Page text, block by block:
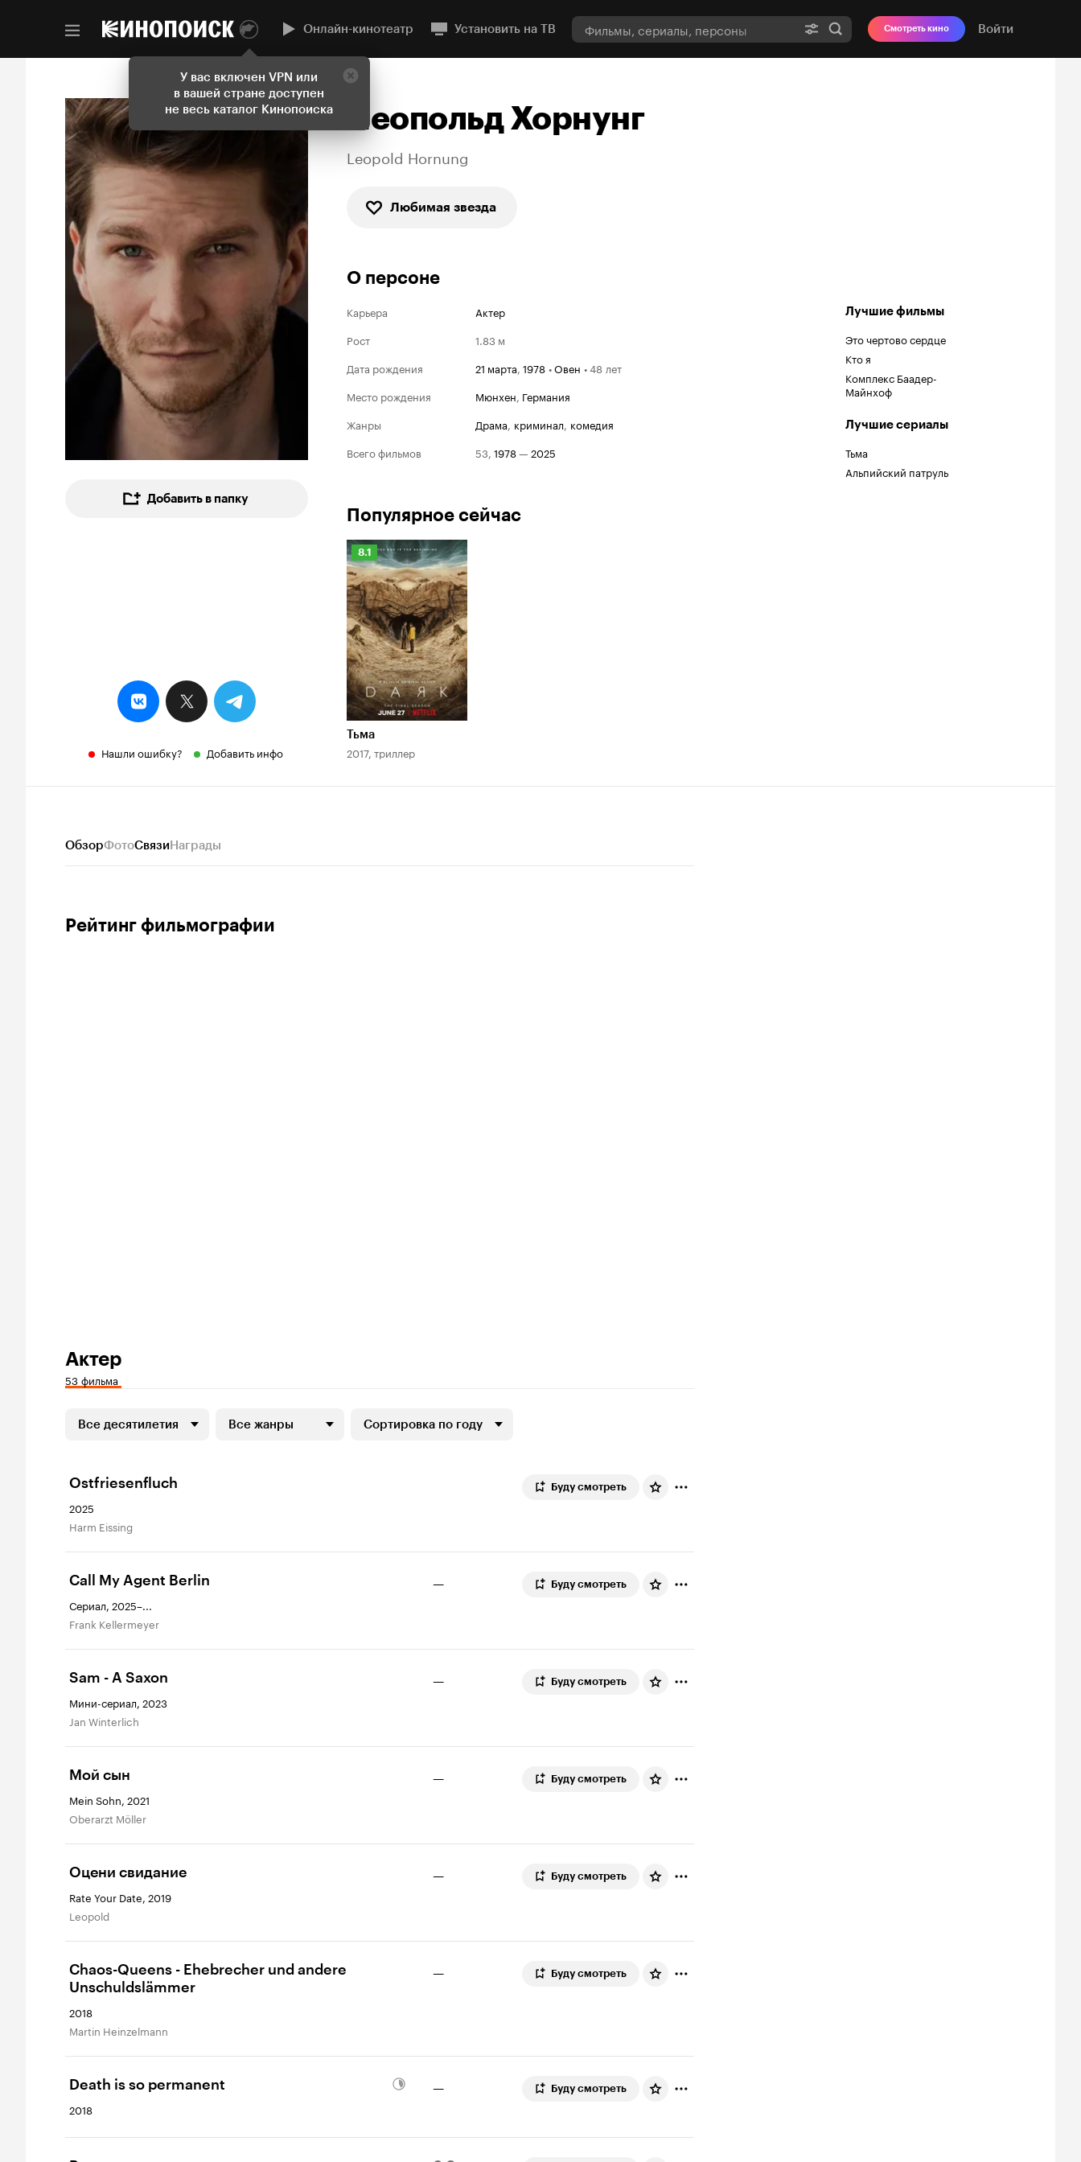
У вас включен VPN или
в вашей стране доступен
не весь каталог Кинопоиска
Онлайн-кинотеатр Установить на ТВ Смотреть кино Войти
Добавить в папку
Нашли ошибку? Добавить инфо
Леопольд Хорнунг
Leopold Hornung
Любимая звезда
О персоне
Карьера
Актер
Рост
1.83 м
Дата рождения
21 марта, 1978 •Овен •48 лет
Место рождения
Мюнхен, Германия
Жанры
драма, криминал, комедия
Всего фильмов
53, 1978— 2025
Лучшие фильмы
Это чертово сердце
Кто я
Комплекс Баадер-
Майнхоф
Лучшие сериалы
Тьма
Альпийский патруль
Популярное сейчас
Рейтинг
Кинопоиска
8.1
8.1
Тьма
2017, триллер
ОбзорФотоСвязиНаграды
Рейтинг фильмографии
Актер
53 фильма
Все десятилетия Все жанры Сортировка по году
Ostfriesenfluch
2025
Harm Eissing
Буду смотреть
Call My Agent Berlin
Сериал, 2025–...
Frank Kellermeyer
— Буду смотреть
Sam - A Saxon
Мини-сериал, 2023
Jan Winterlich
— Буду смотреть
Мой сын
Mein Sohn, 2021
Oberarzt Möller
— Буду смотреть
Оцени свидание
Rate Your Date, 2019
Leopold
— Буду смотреть
Chaos-Queens - Ehebrecher und andere
Unschuldslämmer
2018
Martin Heinzelmann
— Буду смотреть
Death is so permanent
2018
— Буду смотреть